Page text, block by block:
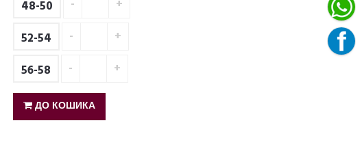
48-50
52-54
56-58
ДО КОШИКА